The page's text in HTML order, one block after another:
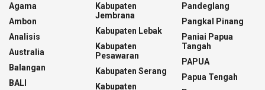
Agama
Ambon
Analisis
Australia
Balangan
BALI
Kabupaten
Jembrana
Kabupaten Lebak
Kabupaten
Pesawaran
Kabupaten Serang
Kabupaten
Pandeglang
Pangkal Pinang
Paniai Papua
Tangah
PAPUA
Papua Tengah